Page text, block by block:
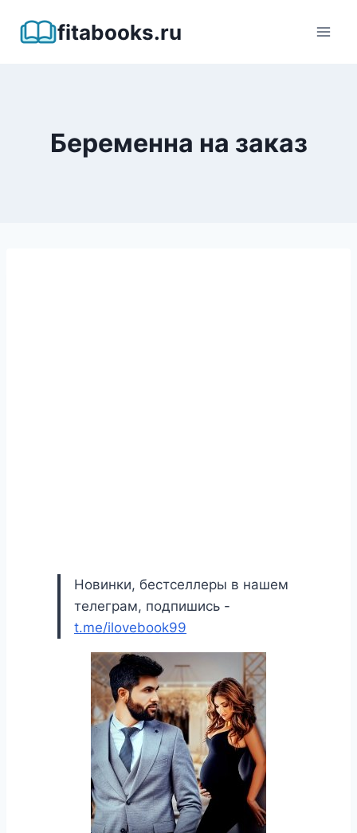
fitabooks.ru
Беременна на заказ
Новинки, бестселлеры в нашем
телеграм, подпишись -
t.me/ilovebook99